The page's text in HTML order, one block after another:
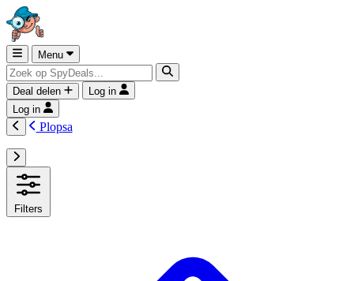
Menu
Deal delen
Log in
Log in
Plopsa
Filters